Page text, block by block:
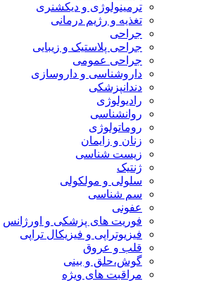
ترمینولوژی و دیکشنری
تغذیه و رژیم درمانی
جراحی
جراحی پلاستیک و زیبایی
جراحی عمومی
داروشناسی و داروسازی
دندانپزشکی
رادیولوژی
روانشناسی
روماتولوژی
زنان و زایمان
زیست شناسی
ژنتیک
سلولی و مولکولی
سم شناسی
عفونی
فوریت های پزشکی و اورژانس
فیزیوتراپی و فیزیکال تراپی
قلب و عروق
گوش،حلق و بینی
مراقبت های ویژه